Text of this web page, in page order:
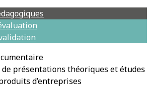
présentations théoriques et études
d’entreprises